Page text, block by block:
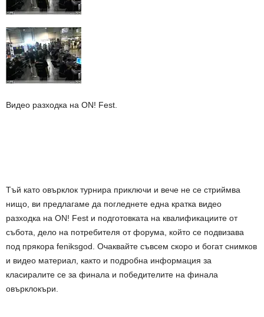
Видео разходка на ON! Fest.
Тъй като овърклок турнира приключи и вече не се стриймва
нищо, ви предлагаме да погледнете една кратка видео
разходка на ON! Fest и подготовката на квалификациите от
събота, дело на потребителя от форума, който се подвизава
под прякора feniksgod. Очаквайте съвсем скоро и богат снимков
и видео материал, както и подробна информация за
класиралите се за финала и победителите на финала
овърклокъри.